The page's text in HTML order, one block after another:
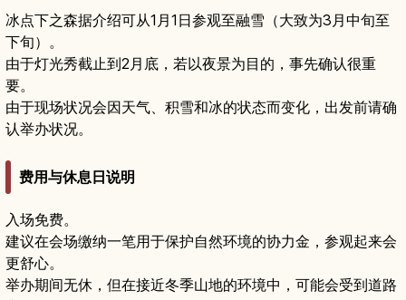
冰点下之森据介绍可从1月1日参观至融雪（大致为3月中旬至
下旬）。
由于灯光秀截止到2月底，若以夜景为目的，事先确认很重
要。
由于现场状况会因天气、积雪和冰的状态而变化，出发前请确
认举办状况。
费用与休息日说明
入场免费。
建议在会场缴纳一笔用于保护自然环境的协力金，参观起来会
更舒心。
举办期间无休，但在接近冬季山地的环境中，可能会受到道路